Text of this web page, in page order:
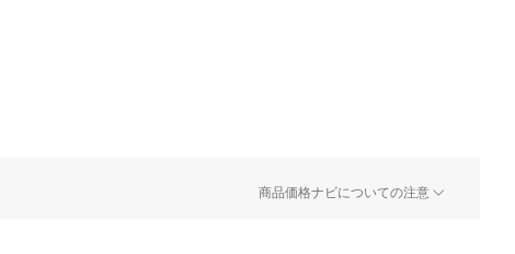
商品価格ナビについての注意